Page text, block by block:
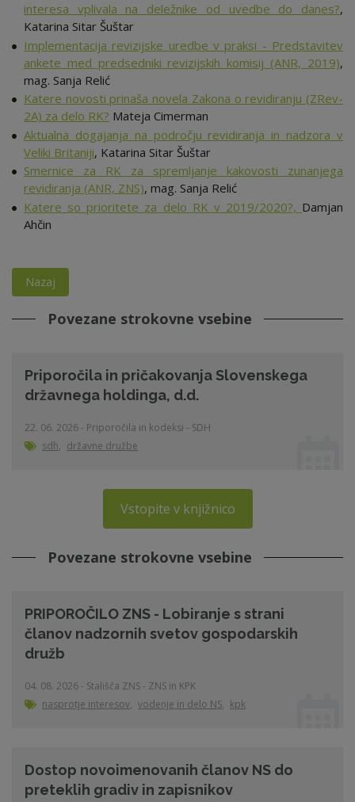
interesa vplivala na deležnike od uvedbe do danes?,
Katarina Sitar Šuštar
Implementacija revizijske uredbe v praksi - Predstavitev
ankete med predsedniki revizijskih komisij (ANR, 2019),
mag. Sanja Relić
Katere novosti prinaša novela Zakona o revidiranju (ZRev-
2A) za delo RK? Mateja Cimerman
Aktualna dogajanja na področju revidiranja in nadzora v
Veliki Britaniji, Katarina Sitar Šuštar
Smernice za RK za spremljanje kakovosti zunanjega
revidiranja (ANR, ZNS), mag. Sanja Relić
Katere so prioritete za delo RK v 2019/2020?, Damjan
Ahčin
Nazaj
Povezane strokovne vsebine
Priporočila in pričakovanja Slovenskega
državnega holdinga, d.d.
22. 06. 2026 - Priporočila in kodeksi - SDH
sdh, državne družbe
Vstopite v knjižnico
Povezane strokovne vsebine
PRIPOROČILO ZNS - Lobiranje s strani
članov nadzornih svetov gospodarskih
družb
04. 08. 2026 - Stališča ZNS - ZNS in KPK
nasprotje interesov, vodenje in delo NS, kpk
Dostop novoimenovanih članov NS do
preteklih gradiv in zapisnikov